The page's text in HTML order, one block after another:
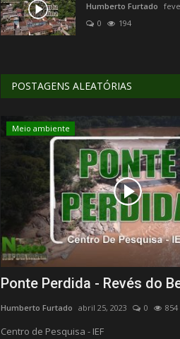
Humberto Furtado
0
194
POSTAGENS ALEATÓRIAS
Meio ambiente
Ponte Perdida - Revés do
Humberto Furtado abril 25, 2023 0 854
Centro de Pesquisa - IEF